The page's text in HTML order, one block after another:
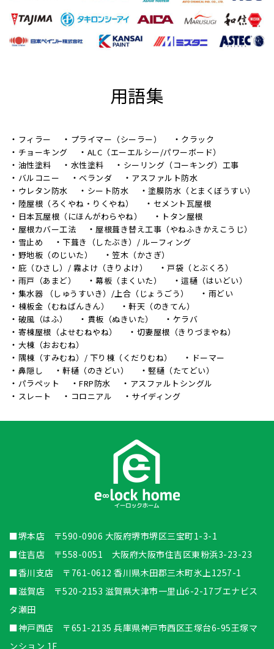
用語集
フィラー プライマー（シーラー）
クラック
チョーキング
ALC（エーエルシー/パワーボード）
油性塗料
水性塗料
シーリング（コーキング）工事
バルコニー
ベランダ
アスファルト防水
ウレタン防水
シート防水
塗膜防水（とまくぼうすい）
陸屋根（ろくやね・りくやね）
セメント瓦屋根
日本瓦屋根（にほんがわらやね）
トタン屋根
屋根カバー工法
屋根葺き替え工事（やねふきかえこうじ）
雪止め
下葺き（したぶき）/ ルーフィング
野地板（のじいた）
笠木（かさぎ）
庇（ひさし）/ 霧よけ（きりよけ）
戸袋（とぶくろ）
雨戸（あまど）
幕板（まくいた）
這樋（はいどい）
集水器 （しゅうすいき）/上合（じょうごう）
雨どい
棟板金（むねばんきん）
軒天（のきてん）
破風（はふ）
貫板（ぬきいた）
ケラバ
寄棟屋根（よせむねやね）
切妻屋根（きりづまやね）
大棟（おおむね）
隅棟（すみむね）/ 下り棟（くだりむね）
ドーマー
鼻隠し
軒樋（のきどい）
竪樋（たてどい）
パラペット
FRP防水
アスファルトシングル
スレート
コロニアル サイディング
■堺本店 〒590-0906 大阪府堺市堺区三宝町1-3-1
■住吉店 〒558-0051 大阪府大阪市住吉区東粉浜3-23-23
■香川支店 〒761-0612 香川県木田郡三木町氷上1257-1
■滋賀店 〒520-2153 滋賀県大津市一里山6-2-17ブエナビス
タ瀬田
■神戸西店 〒651-2135 兵庫県神戸市西区王塚台6-95王塚マ
ンション 1F